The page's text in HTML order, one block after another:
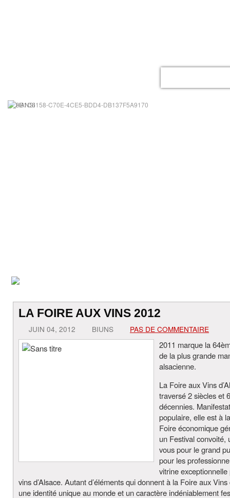
LA FOIRE AUX VINS 2012
JUIN 04, 2012 BIUNS PAS DE COMMENTAIRE
2011 marque la
de la plus grande
alsacienne.
La Foire aux Vins
traversé 2 siècles et 6
décennies.
populaire, elle est à
Foire économique
un Festival convoité,
vous pour le grand
pour les
vitrine exceptionnelle
vins d’Alsace. Autant d’éléments qui donnent à la Foire aux Vins
une identité unique au monde et un caractère indéniablement